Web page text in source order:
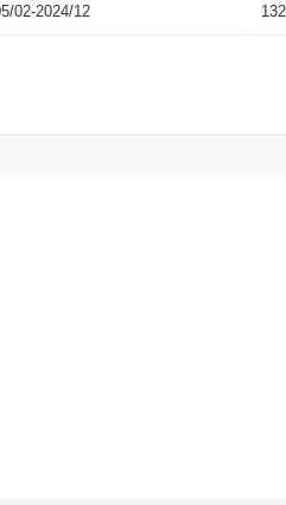
02-2024/12